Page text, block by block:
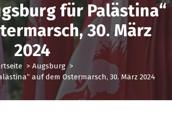
für Palästina“
30. März
2024
> Augsburg>
auf dem Ostermarsch, 30. März 2024